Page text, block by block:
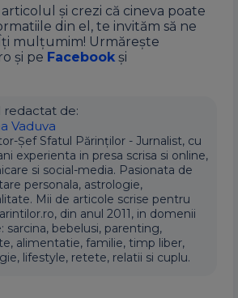
și crezi că cineva poate
din el, te invităm să ne
Îți mulțumim! Urmărește
și pe Facebook și
redactat de:
Vaduva
Șef Sfatul Părinților - Jurnalist, cu
experienta in presa scrisa si online,
si social-media. Pasionata de
personala, astrologie,
Mii de articole scrise pentru
din anul 2011, in domenii
sarcina, bebelusi, parenting,
alimentatie, familie, timp liber,
lifestyle, retete, relatii si cuplu.